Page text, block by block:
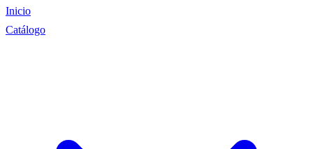
Inicio
Catálogo